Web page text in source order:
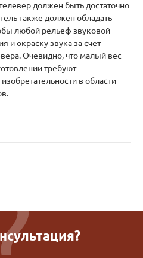
должен быть достаточно
также должен обладать
любой рельеф звуковой
и окраску звука за счет
Очевидно, что малый вес
требуют
в области